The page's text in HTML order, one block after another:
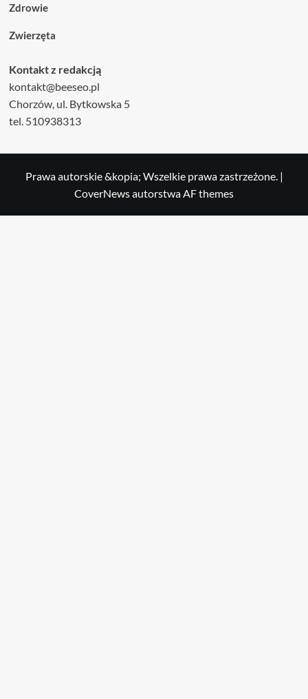
Zdrowie
Zwierzęta
Kontakt z redakcją
kontakt@beeseo.pl
Chorzów, ul. Bytkowska 5
tel. 510938313
Prawa autorskie &kopia; Wszelkie prawa zastrzeżone. |
CoverNewsautorstwa AF themes